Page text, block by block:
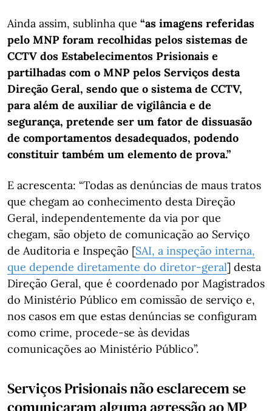
Ainda assim, sublinha que “as imagens referidas
pelo MNP foram recolhidas pelos sistemas de
CCTV dos Estabelecimentos Prisionais e
partilhadas com o MNP pelos Serviços desta
Direção Geral, sendo que o sistema de CCTV,
para além de auxiliar de vigilância e de
segurança, pretende ser um fator de dissuasão
de comportamentos desadequados, podendo
constituir também um elemento de prova.”
E acrescenta: “Todas as denúncias de maus tratos
que chegam ao conhecimento desta Direção
Geral, independentemente da via por que
chegam, são objeto de comunicação ao Serviço
de Auditoria e Inspeção [SAI, a inspeção interna,
que depende diretamente do diretor-geral] desta
Direção Geral, que é coordenado por Magistrados
do Ministério Público em comissão de serviço e,
nos casos em que estas denúncias se configuram
como crime, procede-se às devidas
comunicações ao Ministério Público”.
Serviços Prisionais não esclarecem se
comunicaram alguma agressão ao MP